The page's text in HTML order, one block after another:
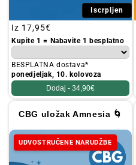
Iscrpljen
Redovna
cijena
Iz 17,95€
Kupite 1 = Nabavite 1 besplatno
BESPLATNA dostava*
ponedjeljak, 10. kolovoza
Dodaj - 34,90€
CBG uložak Amnesia 🌀
UDVOSTRUČENE NARUDŽBE